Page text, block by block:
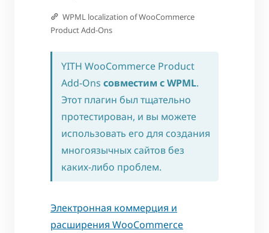
WPML localization of WooCommerce
Product Add-Ons
YITH WooCommerce Product
Add-Ons совместим с WPML.
Этот плагин был тщательно
протестирован, и вы можете
использовать его для создания
многоязычных сайтов без
каких-либо проблем.
Электронная коммерция и
расширения WooCommerce